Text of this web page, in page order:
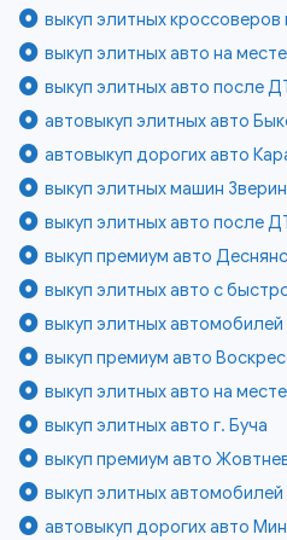
выкуп элитных кроссоверов
выкуп элитных авто на
выкуп элитных авто после
автовыкуп элитных авто
автовыкуп дорогих авто
выкуп элитных машин
выкуп элитных авто после
выкуп премиум авто
выкуп элитных авто с
выкуп элитных автомобилей
выкуп премиум авто
выкуп элитных авто на
выкуп элитных авто г. Буча
выкуп премиум авто
выкуп элитных автомобилей
автовыкуп дорогих авто